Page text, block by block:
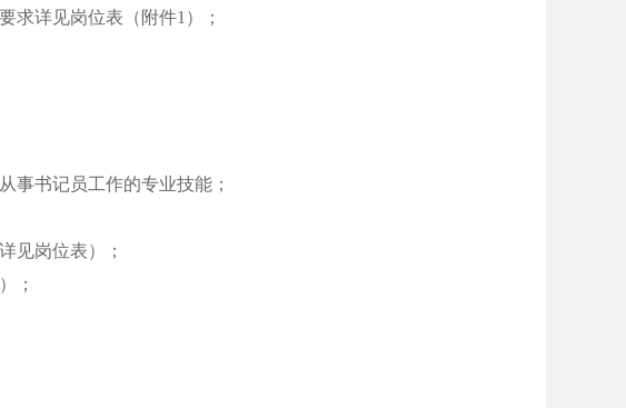
求详见岗位表（附件1）；
事书记员工作的专业技能；
见岗位表）；
；